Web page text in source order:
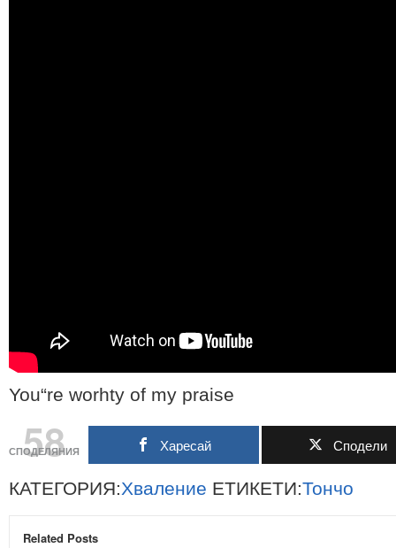
You“re worhty of my praise
58
СПОДЕЛЯНИЯ Харесай Сподели
КАТЕГОРИЯ:Хваление ЕТИКЕТИ:Тончо
Related Posts